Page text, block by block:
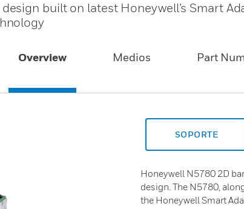
built on latest Honeywell’s Smart
Overview Medios Part
SOPORTE
Honeywell N5780 2D
design. The N5780,
the Honeywell Smart